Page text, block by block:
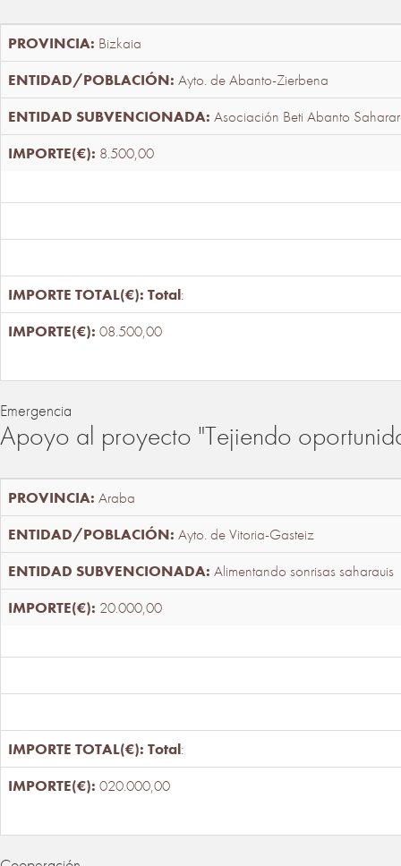
Bizkaia
Ayto. de Abanto-Zierbena
Asociación Beti Abanto
8.500,00
Total:
08.500,00
Emergencia
Apoyo al proyecto "Tejiendo
Araba
Ayto. de Vitoria-Gasteiz
Alimentando sonrisas saharauis
20.000,00
Total:
020.000,00